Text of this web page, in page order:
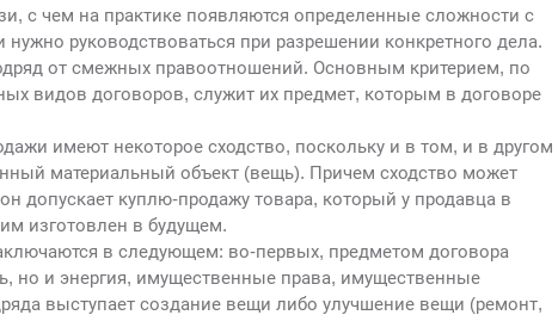
с чем на практике появляются определенные сложности с
руководствоваться при разрешении конкретного дела.
от смежных правоотношений. Основным критерием, по
видов договоров, служит их предмет, которым в договоре
имеют некоторое сходство, поскольку и в том, и в другом
материальный объект (вещь). Причем сходство может
допускает куплю-продажу товара, который у продавца в
изготовлен в будущем.
в следующем: во-первых, предметом договора
но и энергия, имущественные права, имущественные
выступает создание вещи либо улучшение вещи (ремонт,